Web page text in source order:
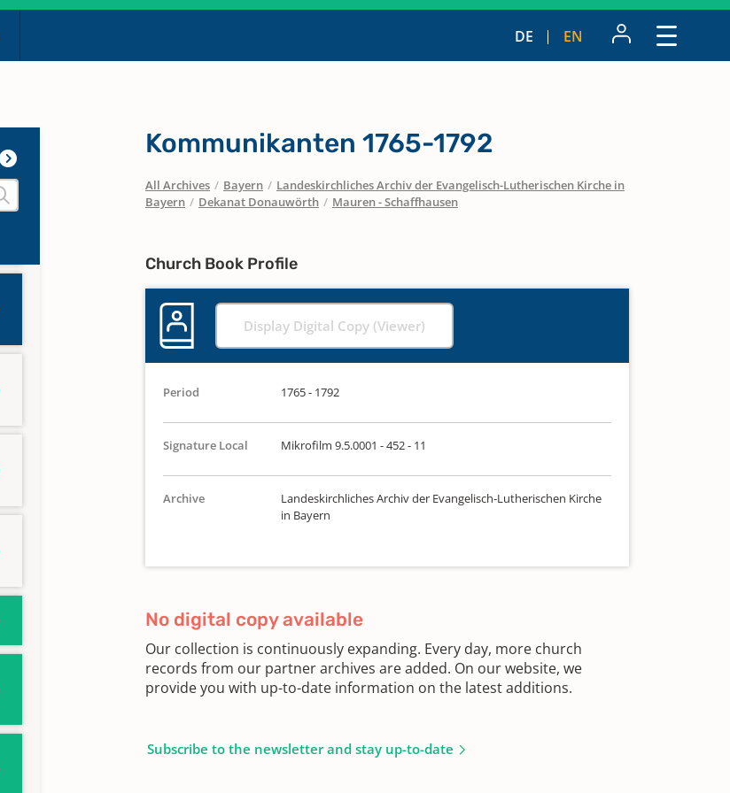
DE EN
Kommunikanten 1765-1792
All Archives / Bayern / Landeskirchliches Archiv der Evangelisch-Lutherischen Kirche in
Bayern / Dekanat Donauwörth / Mauren - Schaffhausen
Church Book Profile
Display Digital Copy (Viewer)
Period 1765 - 1792
Signature Local Mikrofilm 9.5.0001 - 452 - 11
Archive
Landeskirchliches Archiv der Evangelisch-Lutherischen Kirche
in Bayern
No digital copy available
Our collection is continuously expanding. Every day, more church
records from our partner archives are added. On our website, we
provide you with up-to-date information on the latest additions.
Subscribe to the newsletter and stay up-to-date